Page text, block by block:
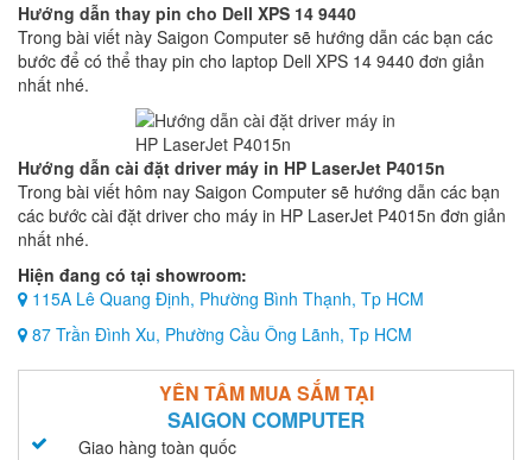
Hướng dẫn thay pin cho Dell XPS 14 9440
Trong bài viết này Saigon Computer sẽ hướng dẫn các bạn các
bước để có thể thay pin cho laptop Dell XPS 14 9440 đơn giản
nhất nhé.
Hướng dẫn cài đặt driver máy in HP LaserJet P4015n
Trong bài viết hôm nay Saigon Computer sẽ hướng dẫn các bạn
các bước cài đặt driver cho máy in HP LaserJet P4015n đơn giản
nhất nhé.
Hiện đang có tại showroom:
115A Lê Quang Định, Phường Bình Thạnh, Tp HCM
87 Trần Đình Xu, Phường Cầu Ông Lãnh, Tp HCM
YÊN TÂM MUA SẮM TẠI
SAIGON COMPUTER
Giao hàng toàn quốc